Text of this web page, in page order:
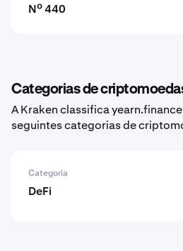
Nº 440
Categorias de
A Kraken classifica
seguintes categorias de
Categoria
DeFi